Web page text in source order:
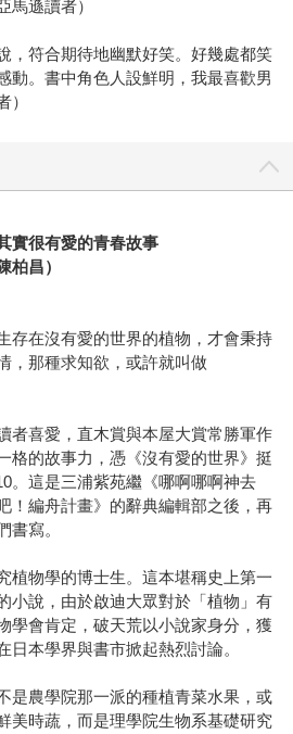
馬遜讀者）
，符合期待地幽默好笑。好幾處都笑
動。書中角色人設鮮明，我最喜歡男
）
實很有愛的青春故事
柏昌）
存在沒有愛的世界的植物，才會秉持
，那種求知欲，或許就叫做
者喜愛，直木賞與本屋大賞常勝軍作
格的故事力，憑《沒有愛的世界》挺
。這是三浦紫苑繼《哪啊哪啊神去
！編舟計畫》的辭典編輯部之後，再
書寫。
植物學的博士生。這本堪稱史上第一
小說，由於啟迪大眾對於「植物」有
學會肯定，破天荒以小說家身分，獲
日本學界與書市掀起熱烈討論。
是農學院那一派的種植青菜水果，或
美時蔬，而是理學院生物系基礎研究